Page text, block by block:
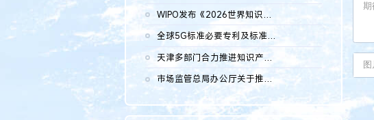
WIPO发布《2026世界知识产权报告》 含报告全文
全球5G标准必要专利及标准提案研究报告（2026年）全文发布
天津多部门合力推进知识产权保护工作
2026.08.05
市场监管总局办公厅关于推广第一批全国商业秘密保护创新试点典型...
2026.08.05